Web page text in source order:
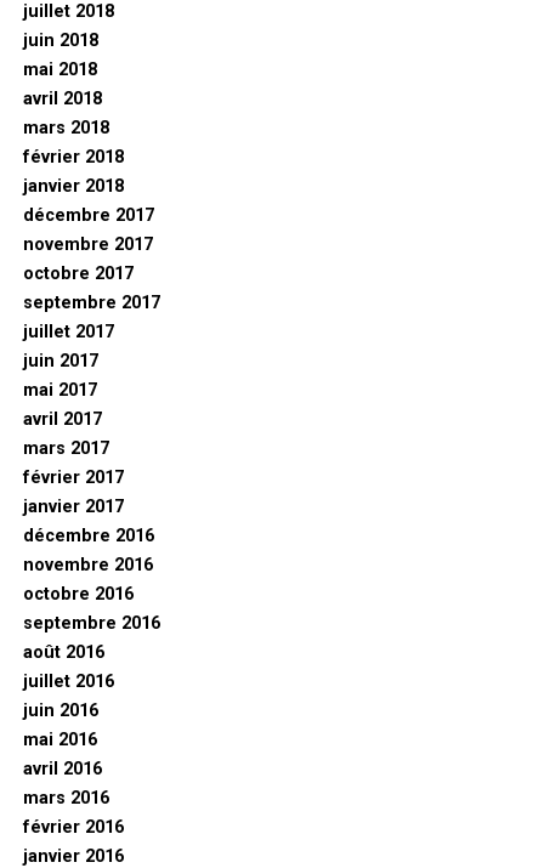
juillet 2018
juin 2018
mai 2018
avril 2018
mars 2018
février 2018
janvier 2018
décembre 2017
novembre 2017
octobre 2017
septembre 2017
juillet 2017
juin 2017
mai 2017
avril 2017
mars 2017
février 2017
janvier 2017
décembre 2016
novembre 2016
octobre 2016
septembre 2016
août 2016
juillet 2016
juin 2016
mai 2016
avril 2016
mars 2016
février 2016
janvier 2016